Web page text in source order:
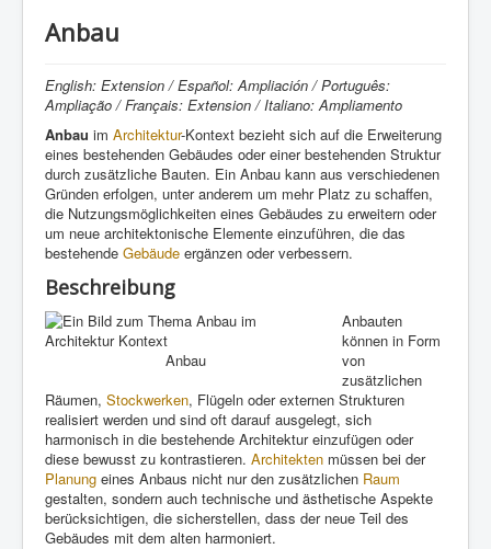
Anbau
English: Extension / Español: Ampliación / Português:
Ampliação / Français: Extension / Italiano: Ampliamento
Anbau im Architektur-Kontext bezieht sich auf die Erweiterung
eines bestehenden Gebäudes oder einer bestehenden Struktur
durch zusätzliche Bauten. Ein Anbau kann aus verschiedenen
Gründen erfolgen, unter anderem um mehr Platz zu schaffen,
die Nutzungsmöglichkeiten eines Gebäudes zu erweitern oder
um neue architektonische Elemente einzuführen, die das
bestehende Gebäude ergänzen oder verbessern.
Beschreibung
Anbau
Anbauten
können in Form
von
zusätzlichen
Räumen, Stockwerken, Flügeln oder externen Strukturen
realisiert werden und sind oft darauf ausgelegt, sich
harmonisch in die bestehende Architektur einzufügen oder
diese bewusst zu kontrastieren. Architekten müssen bei der
Planung eines Anbaus nicht nur den zusätzlichen Raum
gestalten, sondern auch technische und ästhetische Aspekte
berücksichtigen, die sicherstellen, dass der neue Teil des
Gebäudes mit dem alten harmoniert.